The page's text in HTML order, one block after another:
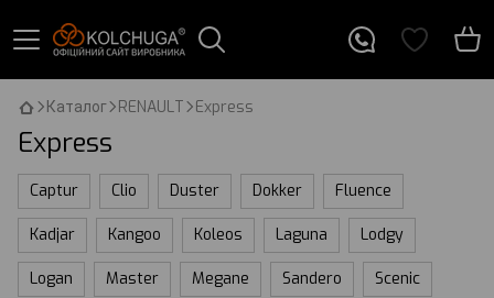
Каталог RENAULT Express
Express
Captur Clio Duster Dokker Fluence
Kadjar Kangoo Koleos Laguna Lodgy
Logan Master Megane Sandero Scenic